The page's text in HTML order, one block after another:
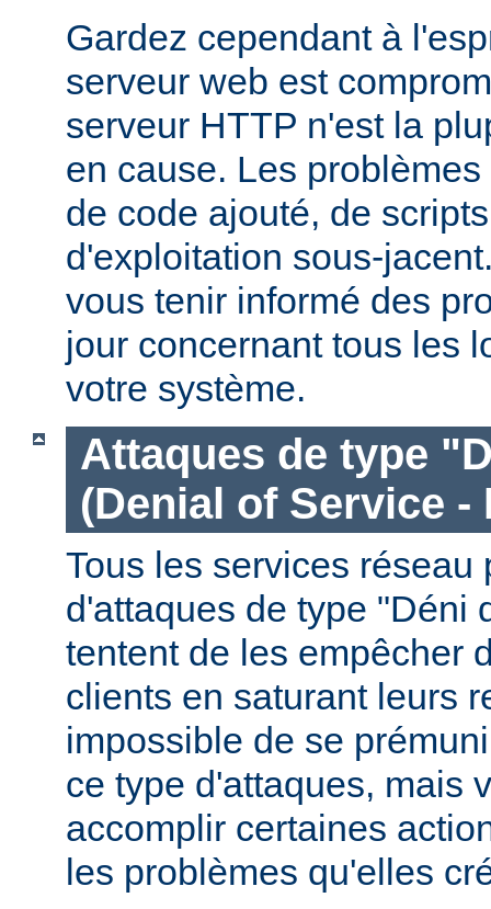
Gardez cependant à
serveur web est
serveur HTTP n'est la
en cause. Les
de code ajouté, de
d'exploitation sous-
vous tenir informé des
jour concernant tous les
votre système.
Attaques de type
(Denial of Service -
Tous les services réseau
d'attaques de type "Déni
tentent de les empêcher
clients en saturant leurs
impossible de se
ce type d'attaques, mais
accomplir certaines
les problèmes qu'elles